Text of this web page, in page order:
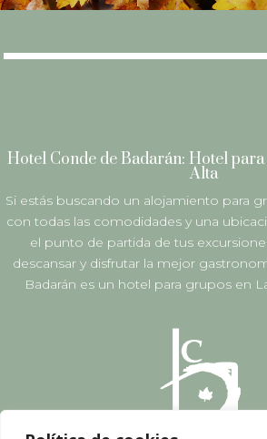
Hotel Conde de Badarán: Hotel
Alta
Si estás buscando un alojamiento para
con todas las comodidades y una
el punto de partida de tus
descansar y disfrutar la mejor
Badarán es un hotel para grupos en